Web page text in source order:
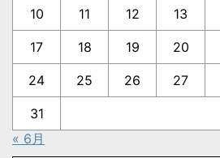
10 11 12 13
17 18 19 20
24 25 26 27
31
« 6月